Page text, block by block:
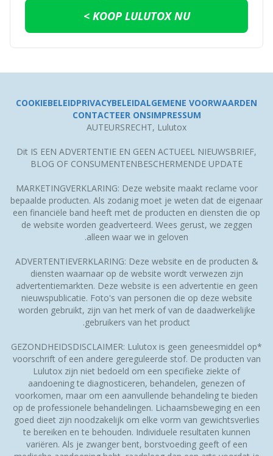
KOOP LULUTOX NU >
ALGEMENE VOORWAARDEN
PRIVACYBELEID
COOKIEBELEID
IMPRESSUM
CONTACTEER ONS
AUTEURSRECHT, Lulutox
Dit IS EEN ADVERTENTIE EN GEEN ACTUEEL NIEUWSBRIEF,
BLOG OF CONSUMENTENBESCHERMENDE UPDATE
MARKETINGVERKLARING: Deze website maakt reclame voor
bepaalde producten. Als zodanig moet je weten dat de eigenaar
een financiële band heeft met de producten en diensten die op
de website worden geadverteerd. Wees gerust, we zeggen
alleen waar we in geloven.
ADVERTENTIEVERKLARING: Deze website en de producten &
diensten waarnaar op de website wordt verwezen zijn
advertentiemarkten. Deze website is een advertentie en geen
nieuwspublicatie. Foto's van personen die op deze website
worden gebruikt, zijn van het merk of van de daadwerkelijke
gebruikers van het product.
*GEZONDHEIDSDISCLAIMER: Lulutox is geen geneesmiddel op
voorschrift of een andere gereguleerde stof. De producten van
Lulutox zijn niet bedoeld om een specifieke ziekte of
aandoening te diagnosticeren, behandelen, genezen of
voorkomen, maar om een aanvullende behandeling te bieden
op de professionele behandelingen. Lichaamsbeweging en een
goed dieet zijn noodzakelijk om elke vorm van gewichtsverlies
te bereiken en te behouden. Individuele resultaten kunnen
variëren. Als je zwanger bent, borstvoeding geeft of een